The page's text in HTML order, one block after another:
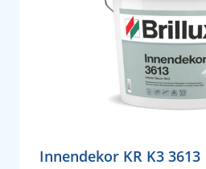
Innendekor KR K3 3613